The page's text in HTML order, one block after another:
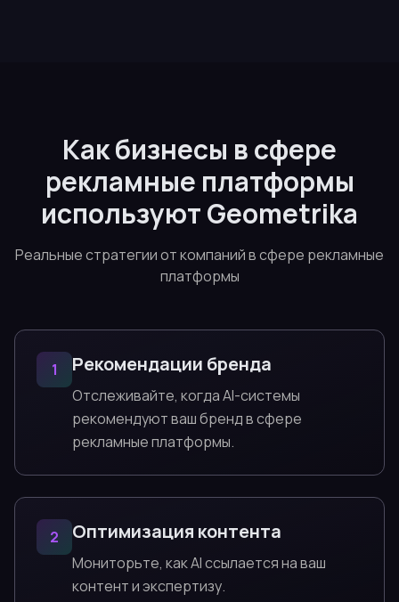
Как бизнесы в сфере
рекламные платформы
используют Geometrika
Реальные стратегии от компаний в сфере рекламные
платформы
1 Рекомендации бренда
Отслеживайте, когда AI-системы
рекомендуют ваш бренд в сфере
рекламные платформы.
2 Оптимизация контента
Мониторьте, как AI ссылается на ваш
контент и экспертизу.